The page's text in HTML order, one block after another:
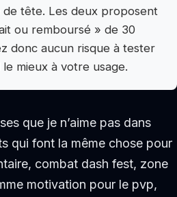
tête. Les deux proposent
ou remboursé » de 30
donc aucun risque à tester
mieux à votre usage.
que je n’aime pas dans
qui font la même chose pour
combat dash fest, zone
motivation pour le pvp,